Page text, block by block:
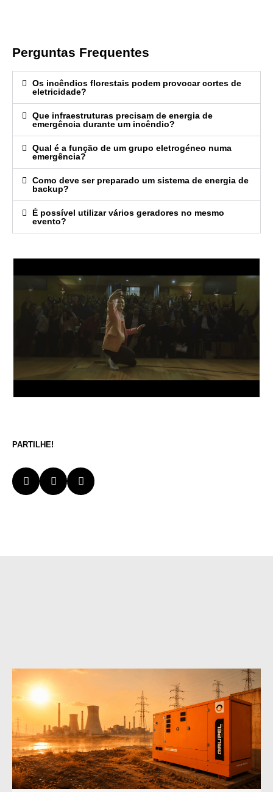
Perguntas Frequentes
Os incêndios florestais podem provocar cortes de
eletricidade?
Que infraestruturas precisam de energia de
emergência durante um incêndio?
Qual é a função de um grupo eletrogéneo numa
emergência?
Como deve ser preparado um sistema de energia de
backup?
É possível utilizar vários geradores no mesmo
evento?
PARTILHE!